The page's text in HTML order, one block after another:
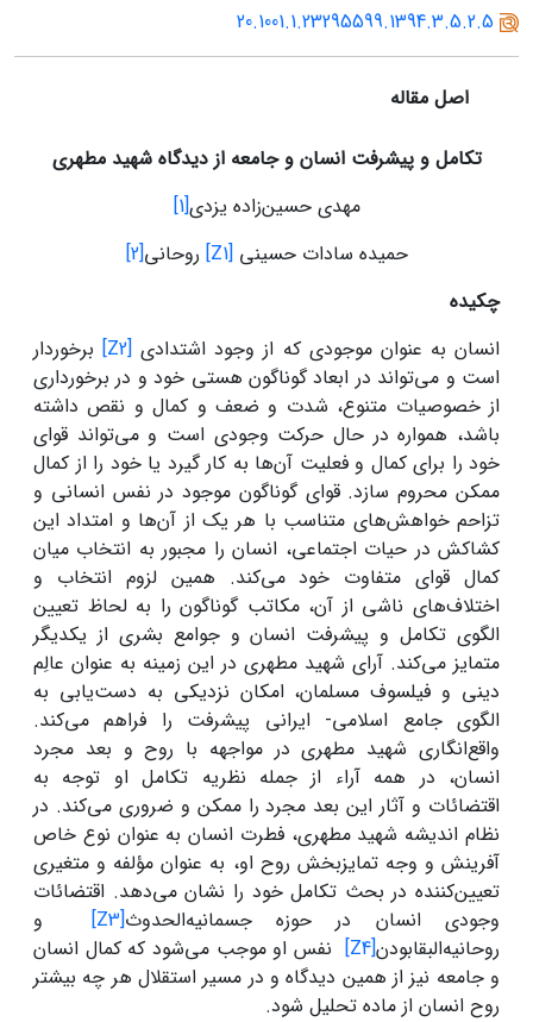
20.1001.1.23295599.1394.3.5.2.5
اصل مقاله
تکامل و پیشرفت انسان و جامعه از دیدگاه شهید مطهری
مهدی حسین‌زاده یزدی[1]
حمیده سادات حسینی[Z1] روحانی[2]
چکیده
انسان به عنوان موجودی که از وجود اشتدادی [Z2]
برخوردار
است و می‌تواند در ابعاد گوناگون هستی خود و در برخورداری
از خصوصیات متنوع، شدت و ضعف و کمال و نقص داشته‌
باشد، همواره در حال حرکت وجودی است و می‌تواند قوای
خود را برای کمال و فعلیت آن‌ها به کار گیرد یا خود را از کمال
ممکن محروم سازد. قوای گوناگون موجود در نفس انسانی و
تزاحم خواهش‌های متناسب با هر یک از آن‌ها و امتداد این
کشاکش در حیات اجتماعی، انسان را مجبور به انتخاب میان
کمال قوای متفاوت خود می‌کند. همین لزوم انتخاب و
اختلاف‌های ناشی از آن، مکاتب گوناگون را به لحاظ تعیین
الگوی تکامل و پیشرفت انسان و جوامع بشری از یکدیگر
متمایز می‌کند. آرای شهید مطهری در این زمینه به عنوان عالِم
دینی و فیلسوف مسلمان، امکان نزدیکی به دست‌یابی به
الگوی جامع اسلامی- ایرانی پیشرفت را فراهم می‌کند.
واقع‌انگاری شهید مطهری در مواجهه با روح و بعد مجرد
انسان، در همه آراء از جمله نظریه تکامل او توجه به
اقتضائات و آثار این بعد مجرد را ممکن و ضروری می‌کند. در
نظام اندیشه شهید مطهری، فطرت انسان به عنوان نوع خاص
آفرینش و وجه تمایزبخش روح او، به عنوان مؤلفه و متغیری
تعیین‌کننده در بحث تکامل خود را نشان می‌دهد. اقتضائات
وجودی انسان در حوزه جسمانیه‌الحدوث[Z3]
و
روحانیه‌البقابودن[Z4]
نفس او موجب می‌شود که کمال انسان
و جامعه نیز از همین دیدگاه و در مسیر استقلال هر چه بیشتر
روح انسان از ماده تحلیل شود.